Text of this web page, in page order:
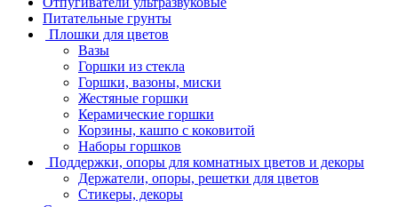
Питательные грунты
Плошки для цветов
Вазы
Горшки из стекла
Горшки, вазоны, миски
Жестяные горшки
Керамические горшки
Корзины, кашпо с коковитой
Наборы горшков
Поддержки, опоры для комнатных цветов и декоры
Держатели, опоры, решетки для цветов
Стикеры, декоры